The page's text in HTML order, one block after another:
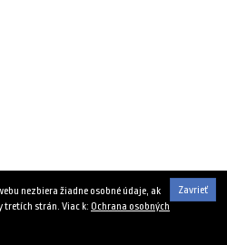
Zavrieť
nezbiera žiadne osobné údaje, ak
tretích strán. Viac k: Ochrana osobných